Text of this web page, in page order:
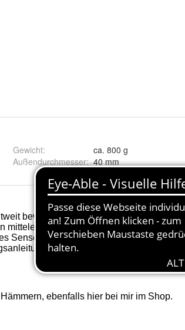
Gewicht:
ca. 800 g
Außendurchmesser: 40 mm